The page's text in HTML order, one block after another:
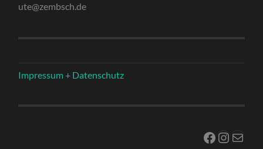
ute@zembsch.de
Impressum + Datenschutz
Facebook
E-Mail